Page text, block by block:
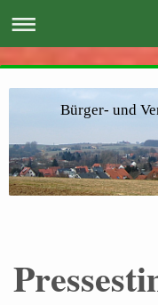
Bürger- und